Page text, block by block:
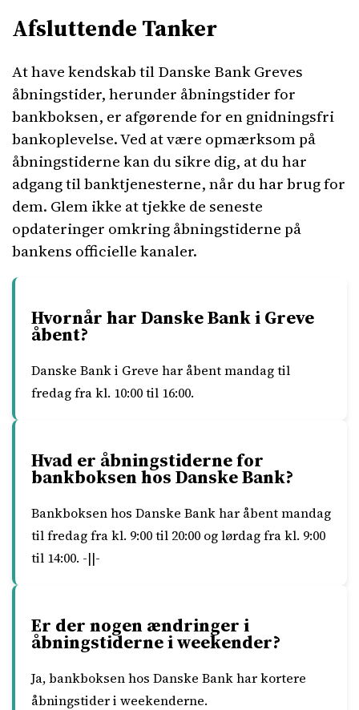
Afsluttende Tanker
At have kendskab til Danske Bank Greves
åbningstider, herunder åbningstider for
bankboksen, er afgørende for en gnidningsfri
bankoplevelse. Ved at være opmærksom på
åbningstiderne kan du sikre dig, at du har
adgang til banktjenesterne, når du har brug for
dem. Glem ikke at tjekke de seneste
opdateringer omkring åbningstiderne på
bankens officielle kanaler.
Hvornår har Danske Bank i Greve
åbent?
Danske Bank i Greve har åbent mandag til
fredag fra kl. 10:00 til 16:00.
Hvad er åbningstiderne for
bankboksen hos Danske Bank?
Bankboksen hos Danske Bank har åbent mandag
til fredag fra kl. 9:00 til 20:00 og lørdag fra kl. 9:00
til 14:00. -||-
Er der nogen ændringer i
åbningstiderne i weekender?
Ja, bankboksen hos Danske Bank har kortere
åbningstider i weekenderne.